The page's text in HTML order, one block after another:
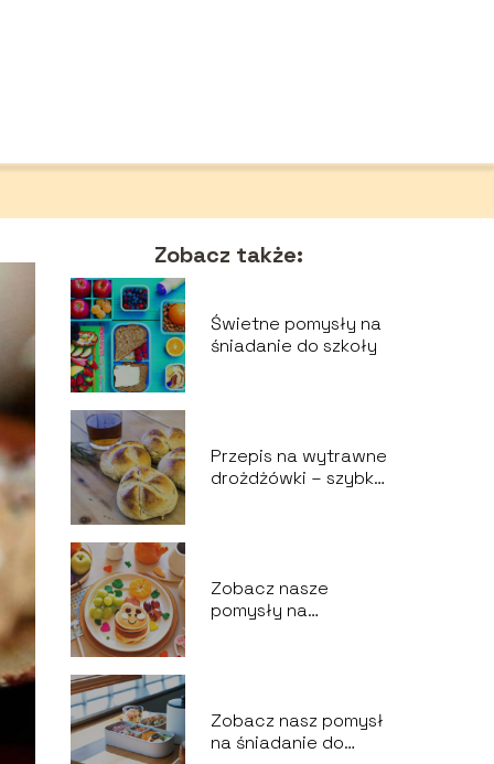
Zobacz także:
Świetne pomysły na
śniadanie do szkoły
Przepis na wytrawne
drożdżówki – szybki i
Zobacz nasze
pomysły na
Zobacz nasz pomysł
na śniadanie do